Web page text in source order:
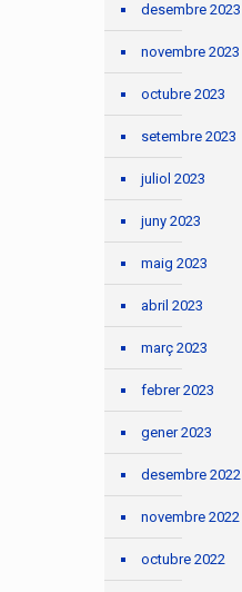
desembre 2023
novembre 2023
octubre 2023
setembre 2023
juliol 2023
juny 2023
maig 2023
abril 2023
març 2023
febrer 2023
gener 2023
desembre 2022
novembre 2022
octubre 2022